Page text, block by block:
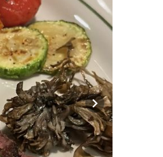
Next slide